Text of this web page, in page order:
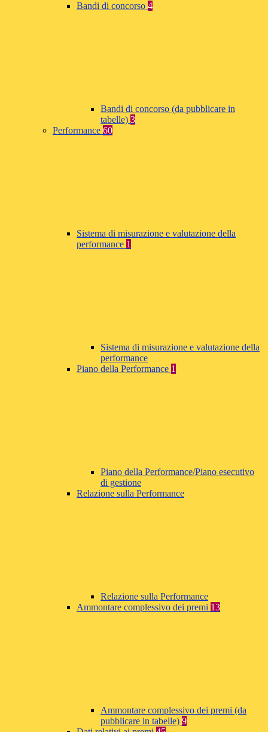
Bandi di concorso 4
Bandi di concorso (da pubblicare in
tabelle) 3
Performance 60
Sistema di misurazione e valutazione della
performance 1
Sistema di misurazione e valutazione della
performance
Piano della Performance 1
Piano della Performance/Piano esecutivo
di gestione
Relazione sulla Performance
Relazione sulla Performance
Ammontare complessivo dei premi 13
Ammontare complessivo dei premi (da
pubblicare in tabelle) 9